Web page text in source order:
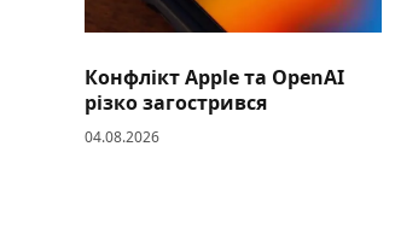
Конфлікт Apple та OpenAI
різко загострився
04.08.2026